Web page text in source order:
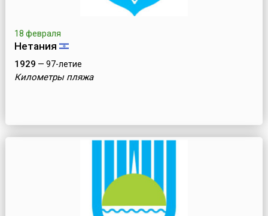
18 февраля
Нетания
1929 — 97-летие
Километры пляжа